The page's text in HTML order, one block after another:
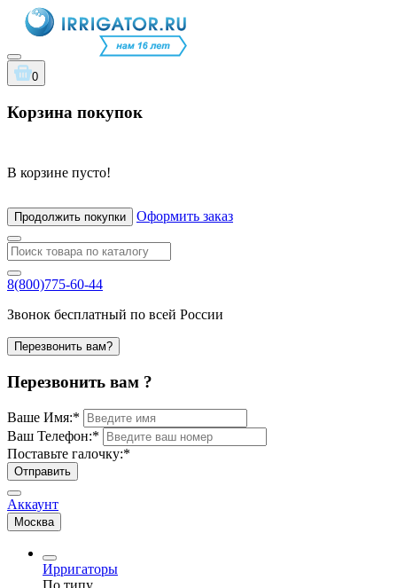
0
Корзина покупок
В корзине пусто!
Продолжить покупки Оформить заказ
8(800)775-60-44
Звонок бесплатный по всей России
Перезвонить вам?
Перезвонить вам ?
Ваше Имя:*
Ваш Телефон:*
Поставьте галочку:*
Отправить
Аккаунт
Москва
Ирригаторы
По типу